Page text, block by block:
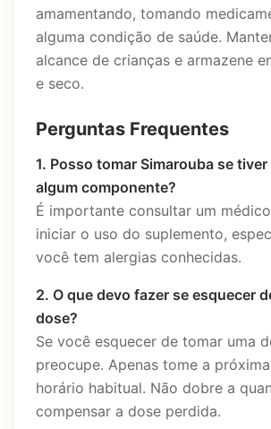
amamentando, tomando
alguma condição de saúde.
alcance de crianças e armazene
e seco.
Perguntas Frequentes
1. Posso tomar Simarouba se tiver
algum componente?
É importante consultar um
iniciar o uso do suplemento,
você tem alergias conhecidas.
2. O que devo fazer se esquecer
dose?
Se você esquecer de tomar uma
preocupe. Apenas tome a
horário habitual. Não dobre a
compensar a dose perdida.